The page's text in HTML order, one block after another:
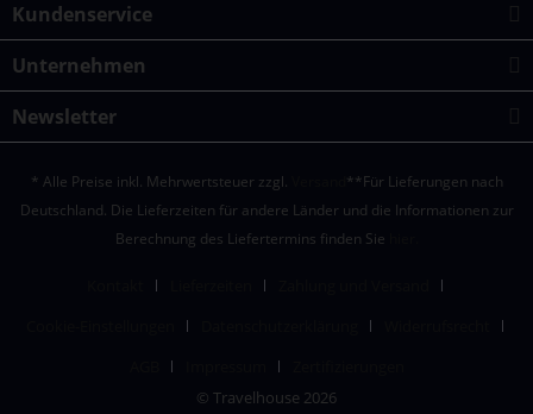
Kundenservice
Unternehmen
Newsletter
* Alle Preise inkl. Mehrwertsteuer zzgl.
**Für Lieferungen nach
Deutschland. Die Lieferzeiten für andere Länder und die Informationen zur
Berechnung des Liefertermins finden Sie
© Travelhouse 2026